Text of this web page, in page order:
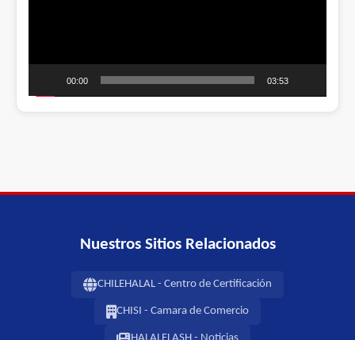
00:00 03:53
Nuestros Sitios Relacionados
CHILEHALAL - Centro de Certificación
CHISI - Camara de Comercio